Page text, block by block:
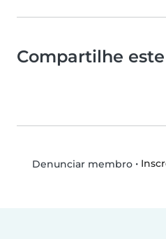
Compartilhe
Denunciar membro•